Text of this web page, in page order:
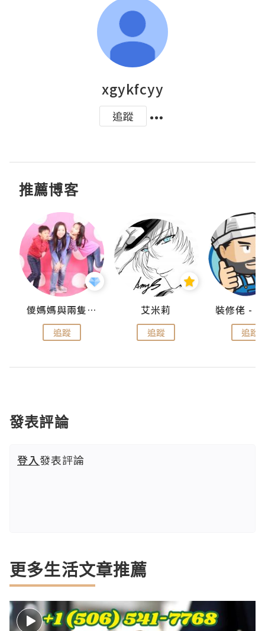
xgykfcyy
追蹤
推薦博客
儍媽媽與兩隻小魔怪之家
追蹤
艾米莉
追蹤 追蹤
發表評論
登入發表評論
更多生活文章推薦